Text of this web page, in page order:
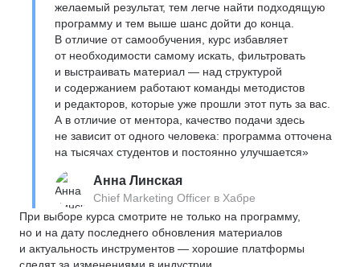
желаемый результат, тем легче найти подходящую
программу и тем выше шанс дойти до конца.
В отличие от самообучения, курс избавляет
от необходимости самому искать, фильтровать
и выстраивать материал — над структурой
и содержанием работают команды методистов
и редакторов, которые уже прошли этот путь за вас.
А в отличие от ментора, качество подачи здесь
не зависит от одного человека: программа отточена
на тысячах студентов и постоянно улучшается»
Анна Линская
Chief Marketing Officer в Хабре
При выборе курса смотрите не только на программу,
но и на дату последнего обновления материалов
и актуальность инструментов — хорошие платформы